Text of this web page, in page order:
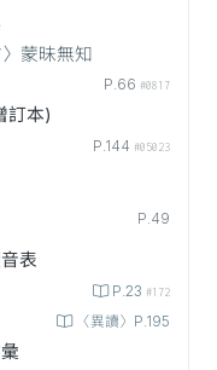
蒙昧無知
P.66 #0817
訂本)
P.144 #05023
P.49
表
P.23 #172
〈異讀〉P.195